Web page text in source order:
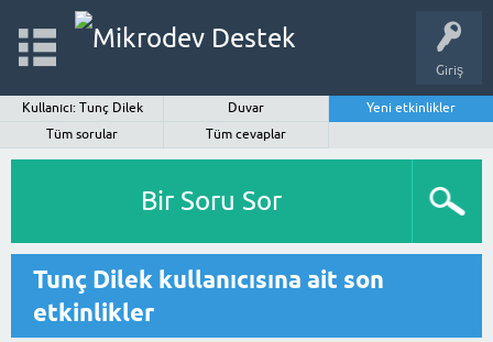
Giriş
Kullanıcı: Tunç Dilek Duvar
Yeni etkinlikler
Tüm sorular
Tüm cevaplar
Bir Soru Sor
Tunç Dilek kullanıcısına ait son
etkinlikler